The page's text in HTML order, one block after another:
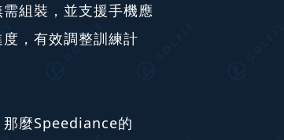
組裝，並支援手機應
，有效調整訓練計
那麼Speediance的